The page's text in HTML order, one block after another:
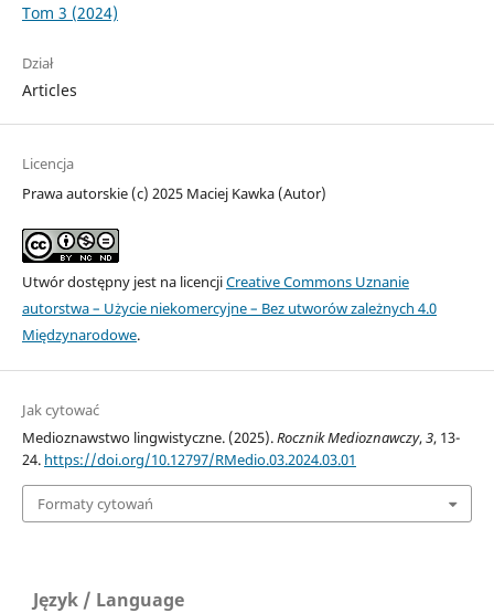
Tom 3 (2024)
Dział
Articles
Licencja
Prawa autorskie (c) 2025 Maciej Kawka (Autor)
Utwór dostępny jest na licencjiCreative Commons Uznanie
autorstwa – Użycie niekomercyjne – Bez utworów zależnych 4.0
Międzynarodowe.
Jak cytować
Medioznawstwo lingwistyczne. (2025).Rocznik Medioznawczy,3, 13-
24. https://doi.org/10.12797/RMedio.03.2024.03.01
Formaty cytowań
Język / Language